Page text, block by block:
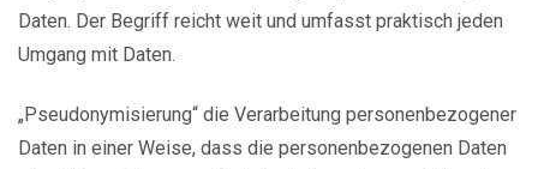
Daten. Der Begriff reicht weit und umfasst praktisch jeden
Umgang mit Daten.
„Pseudonymisierung“ die Verarbeitung personenbezogener
Daten in einer Weise, dass die personenbezogenen Daten